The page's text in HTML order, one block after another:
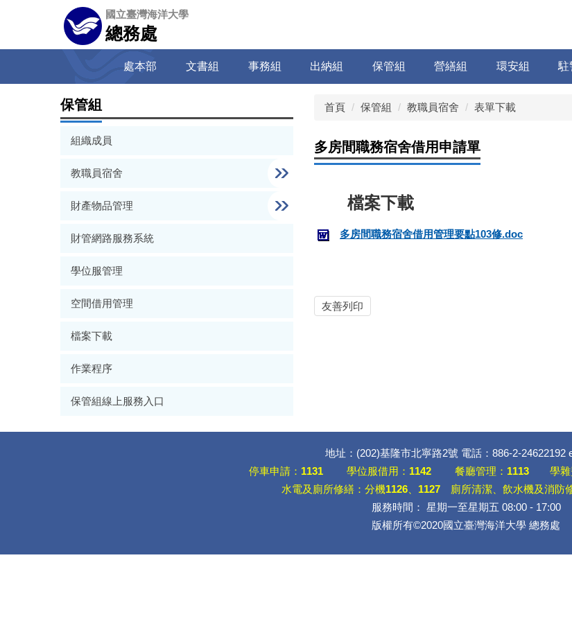
容
國立臺灣海洋大學
總務處
處本部 文書組 事務組 出納組 保管組 營繕組 環安組 駐
保管組
組織成員
教職員宿舍
財產物品管理
財管網路服務系統
學位服管理
空間借用管理
檔案下載
作業程序
保管組線上服務入口
首頁 保管組 教職員宿舍 表單下載
多房間職務宿舍借用申請單
多房間職務宿舍借用管理要點103修.doc
友善列印
地址：(202)基隆市北寧路2號 電話：886-2-24622192
停車申請： 1131學位服借用： 1142餐廳管理： 1113學雜費
水電及廁所修繕：分機1126、 1127廁所清潔、飲水機及消防
服務時間： 星期一至星期五 08:00 - 17:00
版權所有©2020國立臺灣海洋大學 總務處